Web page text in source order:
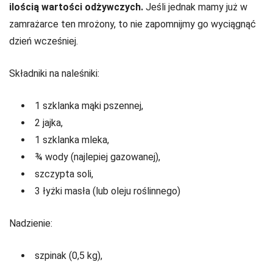
ilością wartości odżywczych. Jeśli jednak mamy już w
zamrażarce ten mrożony, to nie zapomnijmy go wyciągnąć
dzień wcześniej.
Składniki na naleśniki:
1 szklanka mąki pszennej,
2 jajka,
1 szklanka mleka,
¾ wody (najlepiej gazowanej),
szczypta soli,
3 łyżki masła (lub oleju roślinnego)
Nadzienie:
szpinak (0,5 kg),